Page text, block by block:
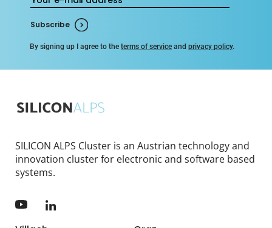
Subscribe
By signing up I agree to the terms of service and privacy policy.
SILICON ALPS Cluster is an Austrian technology and
innovation cluster for electronic and software based
systems.